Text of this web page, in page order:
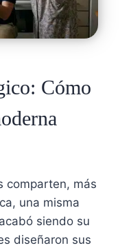
Cómo
comparten, más
una misma
siendo su
diseñaron sus